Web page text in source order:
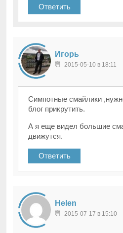
Ответить
Игорь
2015-05-10 в 18:11
Симпотные смайлики
блог прикрутить.
А я еще видел большие
движутся.
Ответить
Helen
2015-07-17 в 15:10